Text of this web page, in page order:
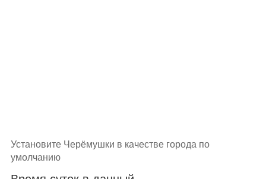
Установите Черёмушки в качестве города по
умолчанию